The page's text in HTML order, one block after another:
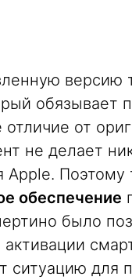
версию
обязывает
отличие от
не делает
Поэтому
обеспечение
было
ситуацию для